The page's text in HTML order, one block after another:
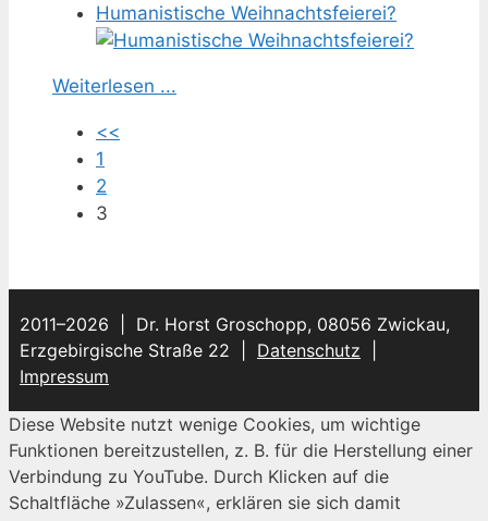
Humanistische Weihnachtsfeierei?
Weiterlesen ...
<<
1
2
3
2011–2026 | Dr. Horst Groschopp, 08056 Zwickau,
Erzgebirgische Straße 22 | Datenschutz
Impressum
Diese Website nutzt wenige Cookies, um wichtige
Funktionen bereitzustellen, z. B. für die Herstellung einer
Verbindung zu YouTube. Durch Klicken auf die
Schaltfläche »Zulassen«, erklären sie sich damit